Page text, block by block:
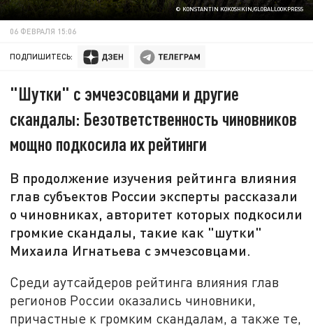
© KONSTANTIN KOKOSHKIN/GLOBALLOOKPRESS
06 ФЕВРАЛЯ 15:06
ПОДПИШИТЕСЬ:
"Шутки" с эмчеэсовцами и другие
скандалы: Безответственность чиновников
мощно подкосила их рейтинги
В продолжение изучения рейтинга влияния
глав субъектов России эксперты рассказали
о чиновниках, авторитет которых подкосили
громкие скандалы, такие как "шутки"
Михаила Игнатьева с эмчеэсовцами.
Среди аутсайдеров рейтинга влияния глав
регионов России оказались чиновники,
причастные к громким скандалам, а также те,